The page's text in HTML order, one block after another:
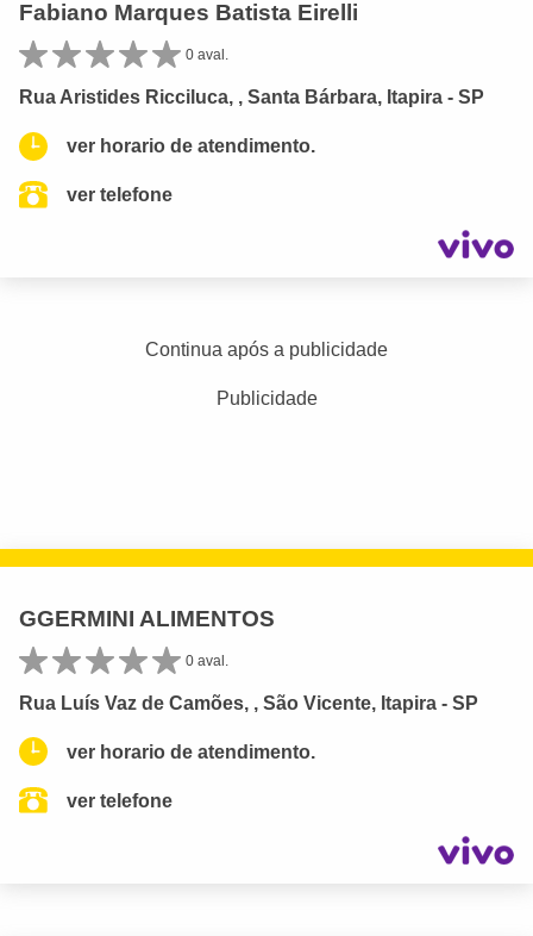
Fabiano Marques Batista Eirelli
0 aval.
Rua Aristides Ricciluca, , Santa Bárbara, Itapira - SP
ver horario de atendimento.
ver telefone
Continua após a publicidade
Publicidade
GGERMINI ALIMENTOS
0 aval.
Rua Luís Vaz de Camões, , São Vicente, Itapira - SP
ver horario de atendimento.
ver telefone